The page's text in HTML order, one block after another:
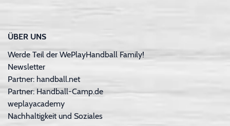
ÜBER UNS
Werde Teil der WePlayHandball Family!
Newsletter
Partner: handball.net
Partner: Handball-Camp.de
weplayacademy
Nachhaltigkeit und Soziales